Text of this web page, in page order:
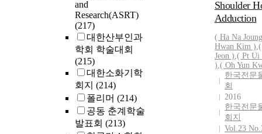
and
Research(ASRT)
(217)
대한산부인과
학회 학술대회
(215)
대한소화기학
회지 (214)
폴리머 (214)
공동 춘계학술
발표회 (213)
enhancing
TSL, and the
of the method
prolonging
of drugs with
within the
As a novel
effective
with long
blood
Pinus
261.09 ton C
ha<sup>-1</
the research
fixed organic
plant through
ton C
year<sup>-
organic
was 62.77 ton
Shoulder
Adduction
( Ha Na
Hwan Kim ),
Jeon ),( Pt Ui
),( Oh Yun
한국전문
회
2016
한국전문
회지
Vol.23